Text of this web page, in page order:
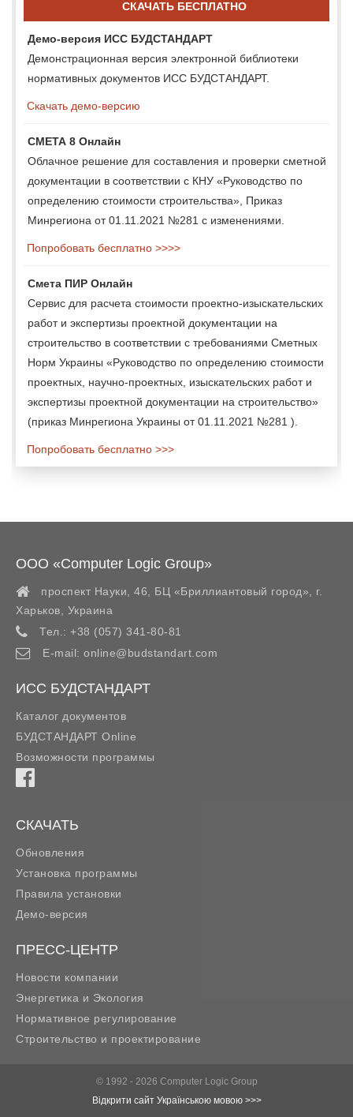
СКАЧАТЬ БЕСПЛАТНО
Демо-версия ИСС БУДСТАНДАРТ
Демонстрационная версия электронной библиотеки
нормативных документов ИСС БУДСТАНДАРТ.
Скачать демо-версию
СМЕТА 8 Онлайн
Облачное решение для составления и проверки сметной
документации в соответствии с КНУ «Руководство по
определению стоимости строительства», Приказ
Минрегиона от 01.11.2021 №281 с изменениями.
Попробовать бесплатно >>>>
Смета ПИР Онлайн
Сервис для расчета стоимости проектно-изыскательских
работ и экспертизы проектной документации на
строительство в соответствии с требованиями Сметных
Норм Украины «Руководство по определению стоимости
проектных, научно-проектных, изыскательских работ и
экспертизы проектной документации на строительство»
(приказ Минрегиона Украины от 01.11.2021 №281 ).
Попробовать бесплатно >>>
ООО «Computer Logic Group»
проспект Науки, 46, БЦ «Бриллиантовый город», г.
Харьков, Украина
Тел.: +38 (057) 341-80-81
E-mail: online@budstandart.com
ИСС БУДСТАНДАРТ
Каталог документов
БУДСТАНДАРТ Online
Возможности программы
СКАЧАТЬ
Обновления
Установка программы
Правила установки
Демо-версия
ПРЕСС-ЦЕНТР
Новости компании
Энергетика и Экология
Нормативное регулирование
Строительство и проектирование
© 1992 - 2026 Computer Logic Group
Відкрити сайт Українською мовою >>>